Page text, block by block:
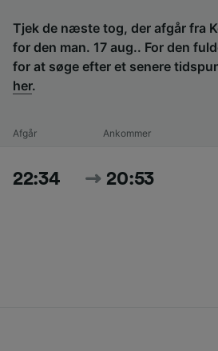
Tjek de næste tog, der afgår fra
for den man. 17 aug.. For den
for at søge efter et senere
her.
Afgår Ankommer
22:34 20:53